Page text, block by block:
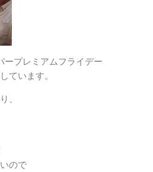
ープレミアムフライデー
ています。
、
ので